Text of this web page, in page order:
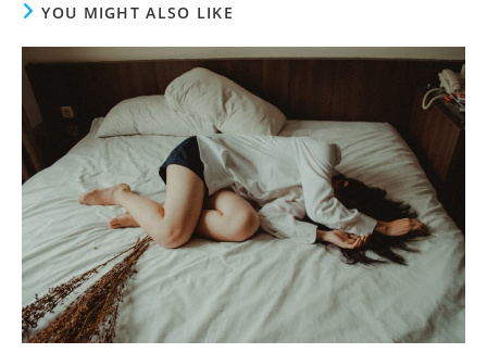
YOU MIGHT ALSO LIKE